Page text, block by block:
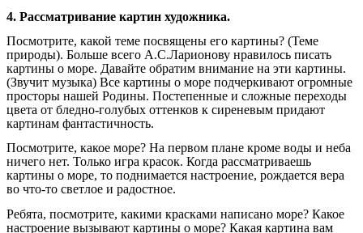
4. Рассматривание картин художника.
Посмотрите, какой теме посвящены его картины? (Теме
природы). Больше всего А.С.Ларионову нравилось писать
картины о море. Давайте обратим внимание на эти картины.
(Звучит музыка) Все картины о море подчеркивают огромные
просторы нашей Родины. Постепенные и сложные переходы
цвета от бледно-голубых оттенков к сиреневым придают
картинам фантастичность.
Посмотрите, какое море? На первом плане кроме воды и неба
ничего нет. Только игра красок. Когда рассматриваешь
картины о море, то поднимается настроение, рождается вера
во что-то светлое и радостное.
Ребята, посмотрите, какими красками написано море? Какое
настроение вызывают картины о море? Какая картина вам